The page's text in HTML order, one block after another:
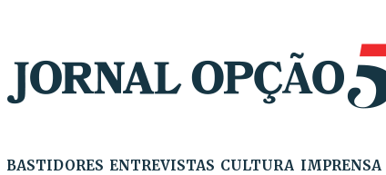
BASTIDORES ENTREVISTAS CULTURA IMPRENSA